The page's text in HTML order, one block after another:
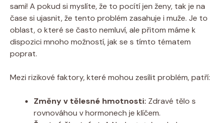
sami! A pokud si myslíte, že to pocítí jen ženy, tak je na
čase si ujasnit, že tento problém zasahuje i muže. Je to
oblast, o které se často nemluví, ale přitom máme k
dispozici mnoho možností, jak se s tímto tématem
poprat.
Mezi rizikové faktory, které mohou zesílit problém, patří:
Změny v tělesné hmotnosti: Zdravé tělo s
rovnováhou v hormonech je klíčem.